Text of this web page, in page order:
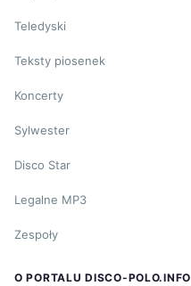
Teledyski
Teksty piosenek
Koncerty
Sylwester
Disco Star
Legalne MP3
Zespoły
O PORTALU DISCO-POLO.INFO